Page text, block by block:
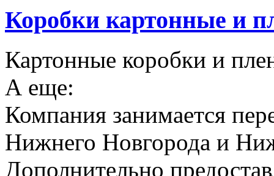
Коробки картонные и
Картонные коробки и
А еще:
Компания занимается
Нижнего Новгорода и
Дополнительно